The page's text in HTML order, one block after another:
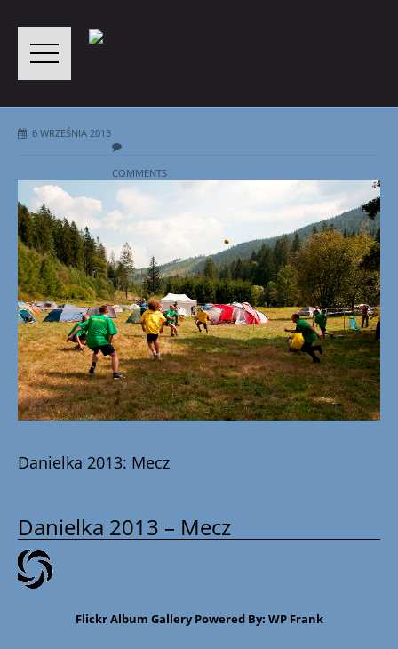
6 WRZEŚNIA 2013
COMMENTS
Danielka 2013: Mecz
Danielka 2013 – Mecz
Flickr Album Gallery Powered By: WP Frank